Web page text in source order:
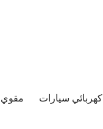
كهربائي سيارات